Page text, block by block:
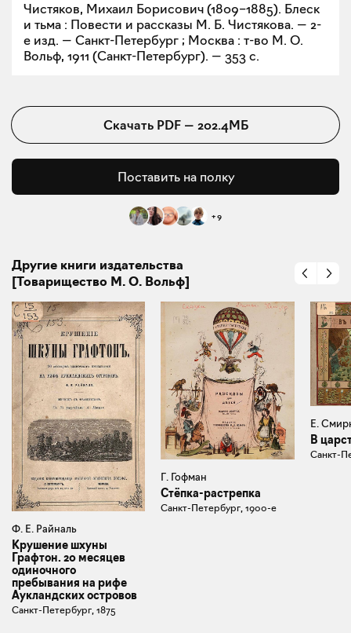
Чистяков, Михаил Борисович (1809–1885). Блеск
и тьма : Повести и рассказы М. Б. Чистякова. — 2-
е изд. — Санкт-Петербург ; Москва : т-во М. О.
Вольф, 1911 (Санкт-Петербург). — 353 с.
Скачать PDF— 202.4МБ
Поставить на полку
+9
Другие книги издательства
[Товарищество М. О. Вольф]
Ф. Е. Райналь
Крушение шхуны
Графтон. 20 месяцев
одиночного
пребывания на рифе
Аукландских островов
Санкт-Петербург, 1875
Г. Гофман
Стёпка-растрепка
Санкт-Петербург, 1900-e
Е.
В
Санкт-